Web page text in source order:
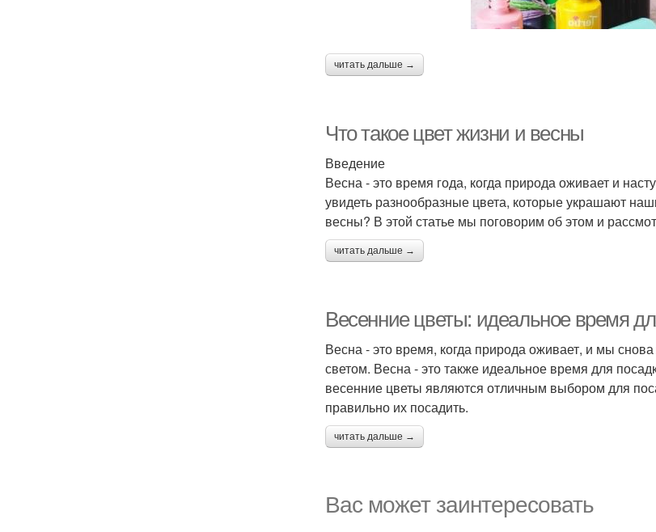
читать дальше →
Что такое цвет жизни и весны
Введение
Весна - это время года, когда природа оживает и
увидеть разнообразные цвета, которые украшают
весны? В этой статье мы поговорим об этом и
читать дальше →
Весенние цветы: идеальное время
Весна - это время, когда природа оживает, и мы
светом. Весна - это также идеальное время для
весенние цветы являются отличным выбором для
правильно их посадить.
читать дальше →
Вас может заинтересовать